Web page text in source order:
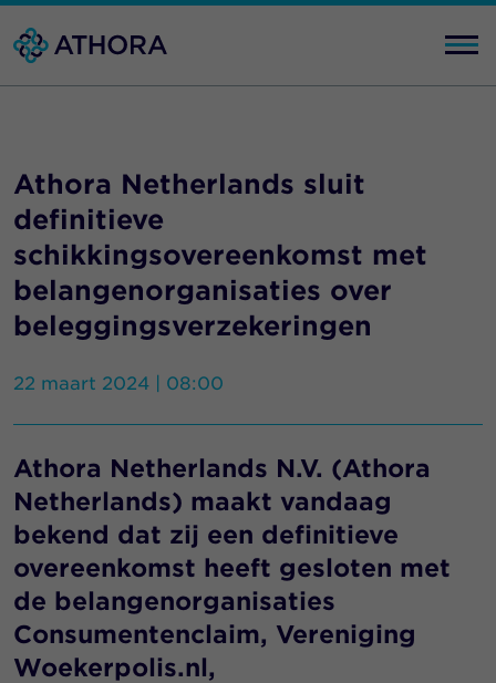
Athora Netherlands sluit
definitieve
schikkingsovereenkomst met
belangenorganisaties over
beleggingsverzekeringen
22 maart 2024 | 08:00
Athora Netherlands N.V. (Athora
Netherlands) maakt vandaag
bekend dat zij een definitieve
overeenkomst heeft gesloten met
de belangenorganisaties
Consumentenclaim, Vereniging
Woekerpolis.nl,